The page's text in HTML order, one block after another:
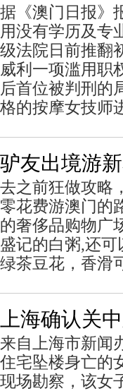
据《澳门日报》
用没有学历及专
级法院日前推翻
威利一项滥用职
后首位被判刑的
格的按摩女技师
驴友出境游
去之前狂做攻略
零花费游澳门的
的奢侈品购物
盛记的白粥,还
绿茶豆花，香滑
上海确认关
来自上海市新闻
住宅坠楼身亡的
现场勘察，该女